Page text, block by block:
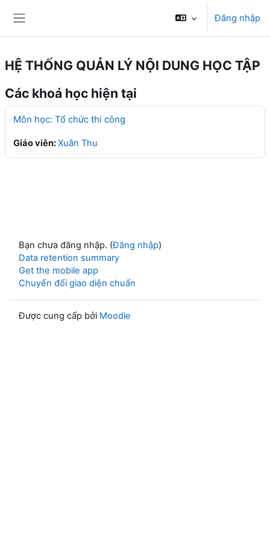
Đăng nhập
HỆ THỐNG QUẢN LÝ NỘI DUNG HỌC TẬP
Các khoá học hiện tại
Môn học: Tổ chức thi công
Giáo viên:Xuân Thu
Bạn chưa đăng nhập. (Đăng nhập)
Data retention summary
Get the mobile app
Chuyển đổi giao diện chuẩn
Được cung cấp bởi Moodle